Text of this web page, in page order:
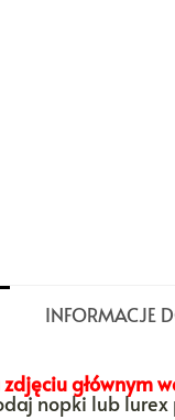
INFORMACJE
zdjęciu głównym
nopki lub lurex